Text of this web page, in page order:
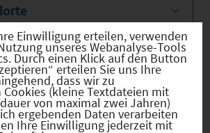
Einwilligung erteilen, verwenden
unseres Webanalyse-Tools
Durch einen Klick auf den Button
erteilen Sie uns Ihre
dass wir zu
Cookies (kleine Textdateien mit
von maximal zwei Jahren)
ergebenden Daten verarbeiten
Ihre Einwilligung jederzeit mit